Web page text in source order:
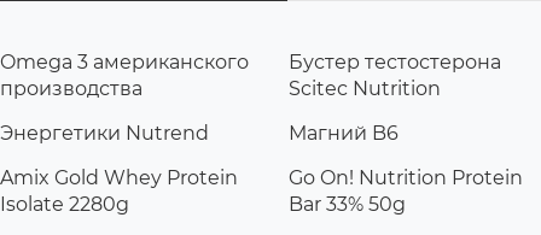
Omega 3 американского
производства
Бустер тестостерона
Scitec Nutrition
Энергетики Nutrend
Магний B6
Amix Gold Whey Protein
Isolate 2280g
Go On! Nutrition Protein
Bar 33% 50g